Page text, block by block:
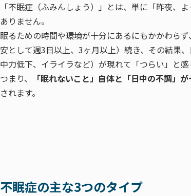
「不眠症（ふみんしょう）」とは、単に「昨夜、
ありません。
眠るための時間や環境が十分にあるにもかかわら
安として週3日以上、3ヶ月以上）続き、その結果
中力低下、イライラなど）が現れて「つらい」と感
つまり、
「眠れないこと」自体と「日中の不調」
されます。
不眠症の主な3つのタイプ